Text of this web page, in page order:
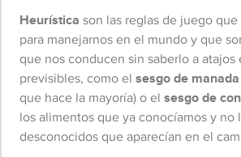
Heurística son las reglas de juego
para manejarnos en el mundo y que
que nos conducen sin saberlo a atajos
previsibles, como el sesgo de manada
que hace la mayoría) o el sesgo de
los alimentos que ya conocíamos y no
desconocidos que aparecían en el